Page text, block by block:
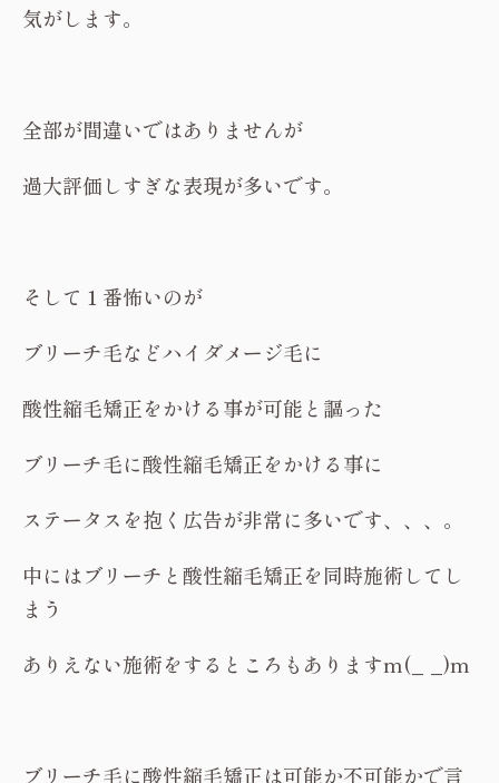
気がします。
全部が間違いではありませんが
過大評価しすぎな表現が多いです。
そして１番怖いのが
ブリーチ毛などハイダメージ毛に
酸性縮毛矯正をかける事が可能と謳った
ブリーチ毛に酸性縮毛矯正をかける事に
ステータスを抱く広告が非常に多いです、、、。
中にはブリーチと酸性縮毛矯正を同時施術してし
まう
ありえない施術をするところもありますm(_ _)m
ブリーチ毛に酸性縮毛矯正は可能か不可能かで言